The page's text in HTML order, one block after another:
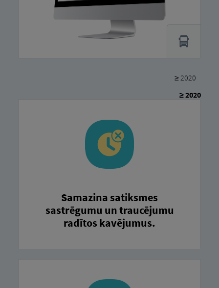
≥ 2020
≥ 2020
Samazina satiksmes
sastrēgumu un traucējumu
radītos kavējumus.